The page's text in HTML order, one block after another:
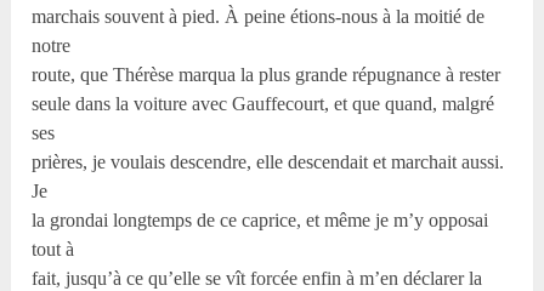
marchais souvent à pied. À peine étions-nous à la moitié de
notre
route, que Thérèse marqua la plus grande répugnance à rester
seule dans la voiture avec Gauffecourt, et que quand, malgré
ses
prières, je voulais descendre, elle descendait et marchait aussi.
Je
la grondai longtemps de ce caprice, et même je m’y opposai
tout à
fait, jusqu’à ce qu’elle se vît forcée enfin à m’en déclarer la